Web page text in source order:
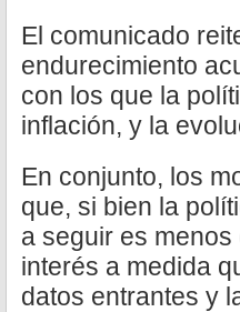
El comunicado
endurecimiento
con los que la
inflación, y la
En conjunto, los
que, si bien la
a seguir es
interés a medida
datos entrantes y